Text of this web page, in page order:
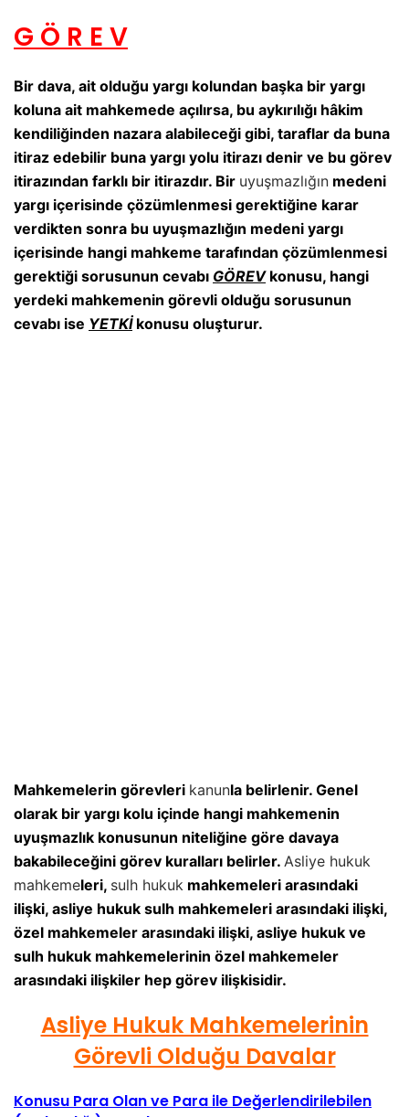
G Ö R E V
Bir dava, ait olduğu yargı kolundan başka bir yargı
koluna ait mahkemede açılırsa, bu aykırılığı hâkim
kendiliğinden nazara alabileceği gibi, taraflar da buna
itiraz edebilir buna yargı yolu itirazı denir ve bu görev
itirazından farklı bir itirazdır. Bir uyuşmazlığın medeni
yargı içerisinde çözümlenmesi gerektiğine karar
verdikten sonra bu uyuşmazlığın medeni yargı
içerisinde hangi mahkeme tarafından çözümlenmesi
gerektiği sorusunun cevabı GÖREVkonusu, hangi
yerdeki mahkemenin görevli olduğu sorusunun
cevabı ise YETKİkonusu oluşturur.
Mahkemelerin görevleri kanunla belirlenir. Genel
olarak bir yargı kolu içinde hangi mahkemenin
uyuşmazlık konusunun niteliğine göre davaya
bakabileceğini görev kuralları belirler. Asliye hukuk
mahkemeleri, sulh hukuk mahkemeleri arasındaki
ilişki, asliye hukuk sulh mahkemeleri arasındaki ilişki,
özel mahkemeler arasındaki ilişki, asliye hukuk ve
sulh hukuk mahkemelerinin özel mahkemeler
arasındaki ilişkiler hep görev ilişkisidir.
Asliye Hukuk Mahkemelerinin
Görevli Olduğu Davalar
Konusu Para Olan ve Para ile Değerlendirilebilen